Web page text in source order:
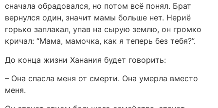
сначала обрадовался, но потом всё понял. Брат
вернулся один, значит мамы больше нет. Нериё
горько заплакал, упав на сырую землю, он громко
кричал: “Мама, мамочка, как я теперь без тебя?”.
До конца жизни Ханания будет говорить:
– Она спасла меня от смерти. Она умерла вместо
меня.